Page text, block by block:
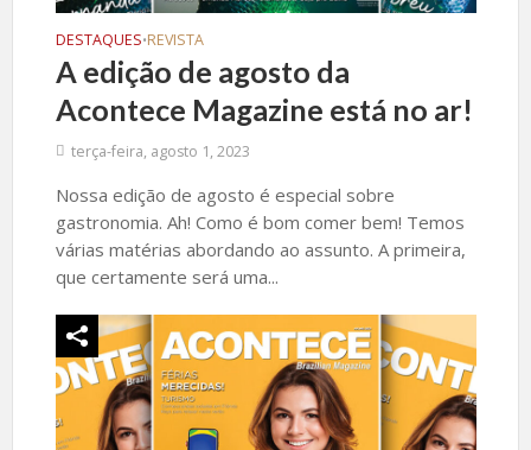
DESTAQUES•REVISTA
A edição de agosto da
Acontece Magazine está no ar!
terça-feira, agosto 1, 2023
Nossa edição de agosto é especial sobre
gastronomia. Ah! Como é bom comer bem! Temos
várias matérias abordando ao assunto. A primeira,
que certamente será uma...